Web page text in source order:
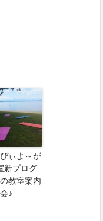
ぃよ～が
新プログ
教室案内
♪